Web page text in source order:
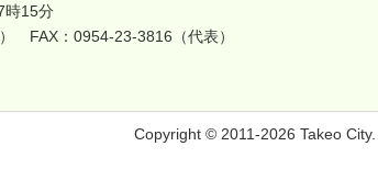
時15分
FAX：0954-23-3816（代表）
Copyright © 2011-2026 Takeo City.